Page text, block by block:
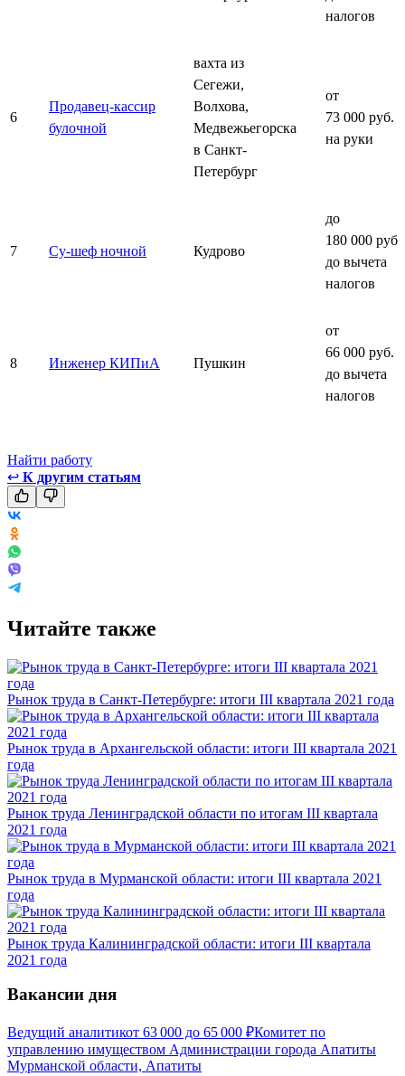
налогов
6
Продавец-кассир
булочной
вахта из
Сегежи,
Волхова,
Медвежьегорска
в Санкт-
Петербург
от
73 000 руб.
на руки
7 Су-шеф ночной Кудрово
до
180 000 руб.
до вычета
налогов
8 Инженер КИПиА Пушкин
от
66 000 руб.
до вычета
налогов
Найти работу
↩ К другим статьям
Читайте также
Рынок труда в Санкт-Петербурге: итоги III квартала 2021 года
Рынок труда в Архангельской области: итоги III квартала 2021
года
Рынок труда Ленинградской области по итогам III квартала
2021 года
Рынок труда в Мурманской области: итоги III квартала 2021
года
Рынок труда Калининградской области: итоги III квартала
2021 года
Вакансии дня
Ведущий аналитикот 63 000 до 65 000 ₽Комитет по
управлению имуществом Администрации города Апатиты
Мурманской области, Апатиты